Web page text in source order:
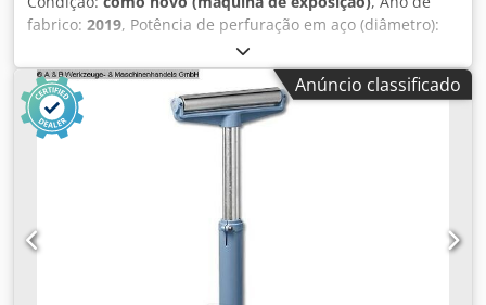
fabrico: 2019, Potência de perfuração em aço (diâmetro):
35,0 mm Potência de perfuração em ferro fundido: 40,0
mm Rosqueamento: M 24 em aço Braço: 320 mm Cone
Morse: 4 MK Curso de perfuração: 160 mm Velocidade: 65 -
3250 rpm Dwjdoxaabrepfx Aixea Mesa: 500 x 420 mm
Braço: 320 mm Peso: 375 kg Dimensões (C-L-A): 600 x 870 x
2.170 mm Máquina de demonstração de 2019 (!!) Com
aproximadamente 1 hora de utilização Preço especial sob
consulta Equipamento: - Velocidade infinitamente variável,
ideal para - Ajustar a velocidade de corte desejada - Ejetor
automático de ferramentas e dispositivo de rosqueamento
Anúncio classificado